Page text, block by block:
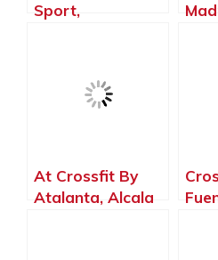
Sport,
At Crossfit By
Atalanta, Alcala